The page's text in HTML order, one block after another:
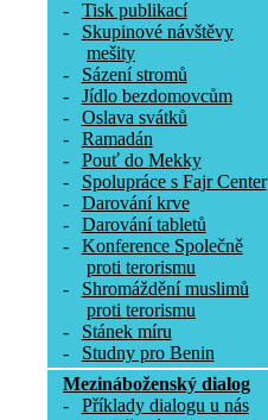
-
Tisk publikací
-
Skupinové návštěvy
mešity
-
Sázení stromů
-
Jídlo bezdomovcům
-
Oslava svátků
-
Ramadán
-
Pouť do Mekky
-
Spolupráce s Fajr Center
-
Darování krve
-
Darování tabletů
-
Konference Společně
proti terorismu
-
Shromáždění muslimů
proti terorismu
-
Stánek míru
-
Studny pro Benin
Mezináboženský dialog
-
Příklady dialogu u nás